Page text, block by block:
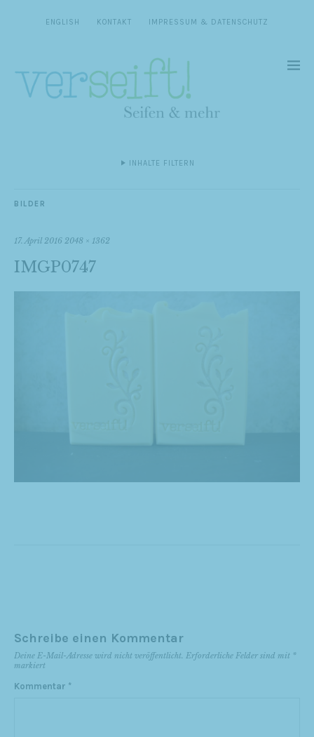
ENGLISH KONTAKT IMPRESSUM & DATENSCHUTZ
INHALTE FILTERN
BILDER
17. April 2016 2048 × 1362
IMGP0747
Schreibe einen Kommentar
Deine E-Mail-Adresse wird nicht veröffentlicht. Erforderliche Felder sind mit *
markiert
Kommentar *